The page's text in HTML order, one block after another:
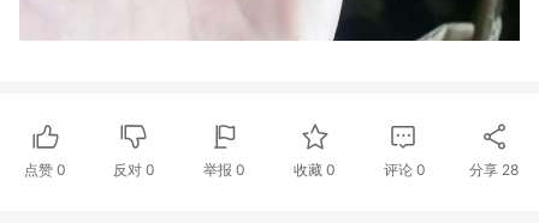
点赞 0 反对0 举报 0 收藏 0 评论 0 分享 28